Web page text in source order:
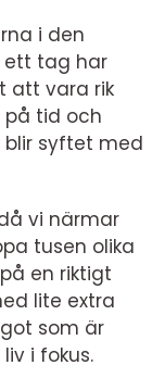
i den
ett tag har
att vara rik
tid och
syftet med
vi närmar
tusen olika
en riktigt
lite extra
som är
i fokus.